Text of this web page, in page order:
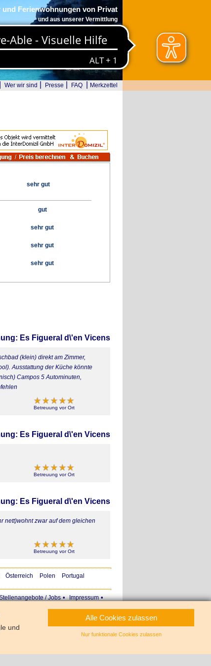
und Ferienwohnungen von Privat
und aus unserer Vermittlung
Wer wir sind Presse FAQ Merkzettel
sehr gut
gut
sehr gut
sehr gut
sehr gut
Es Figueral d\'en Vicens
(klein) direkt am Zimmer,
Ausstattung der Küche könnte
Campos 5 Autominuten,
Betreuung vor Ort
Es Figueral d\'en Vicens
Betreuung vor Ort
Es Figueral d\'en Vicens
nett)wohnt zwar auf dem gleichen
Betreuung vor Ort
Österreich Polen
Portugal
/ Jobs• Impressum•
und
Alle Cookies zulassen
Nur funktionale Cookies zulassen